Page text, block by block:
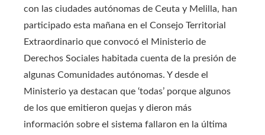
con las ciudades autónomas de Ceuta y Melilla, han
participado esta mañana en el Consejo Territorial
Extraordinario que convocó el Ministerio de
Derechos Sociales habitada cuenta de la presión de
algunas Comunidades autónomas. Y desde el
Ministerio ya destacan que ‘todas’ porque algunos
de los que emitieron quejas y dieron más
información sobre el sistema fallaron en la última